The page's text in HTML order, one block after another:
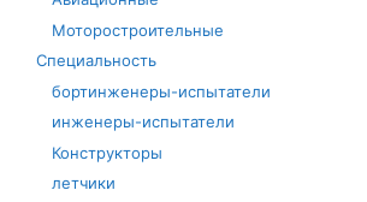
Моторостроительные
Специальность
бортинженеры-испытатели
инженеры-испытатели
Конструкторы
летчики